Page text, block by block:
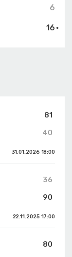
6
16
81
40
31.01.2026 18:00
36
90
22.11.2025 17:00
80